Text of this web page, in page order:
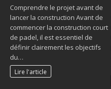
Comprendre le projet avant de
lancer la construction Avant de
commencer la construction court
de padel, il est essentiel de
définir clairement les objectifs
du…
Lire l'article